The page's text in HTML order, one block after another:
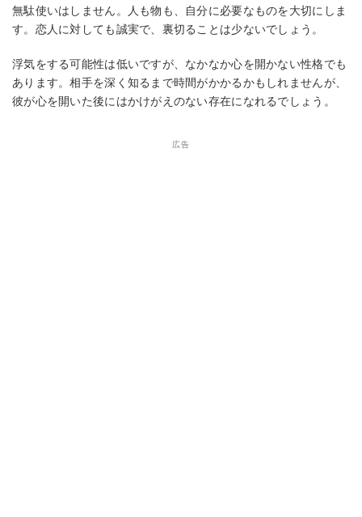
無駄使いはしません。人も物も、自分に必要なものを大切にしま
す。恋人に対しても誠実で、裏切ることは少ないでしょう。
浮気をする可能性は低いですが、なかなか心を開かない性格でも
あります。相手を深く知るまで時間がかかるかもしれませんが、
彼が心を開いた後にはかけがえのない存在になれるでしょう。
広告